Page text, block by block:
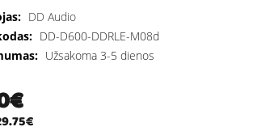
DD Audio
DD-D600-DDRLE-M08d
Užsakoma 3-5 dienos